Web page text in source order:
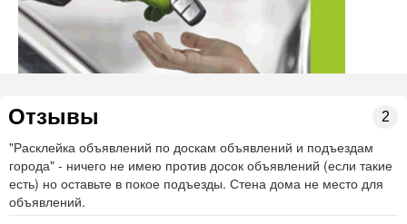
Отзывы 2
"Расклейка объявлений по доскам объявлений и подъездам
города" - ничего не имею против досок объявлений (если такие
есть) но оставьте в покое подъезды. Стена дома не место для
объявлений.